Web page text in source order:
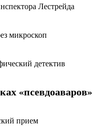
Лестрейда
микроскоп
детектив
«псевдоаваров»
прием